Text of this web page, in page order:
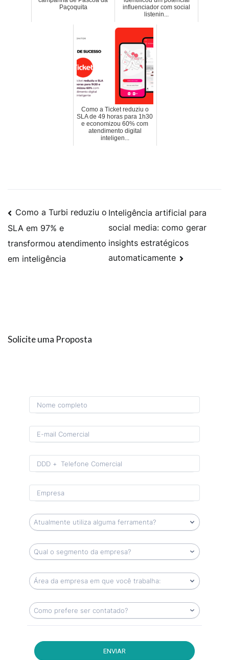
Paçoquita
influenciador com social
listenin...
Como a Ticket reduziu o
SLA de 49 horas para 1h30
e economizou 60% com
atendimento digital
inteligen...
Como a Turbi reduziu o
SLA em 97% e
transformou atendimento
em inteligência
Inteligência artificial para
social media: como gerar
insights estratégicos
automaticamente
Solicite uma Proposta
Format: (00) 0 0000-0000.
ENVIAR